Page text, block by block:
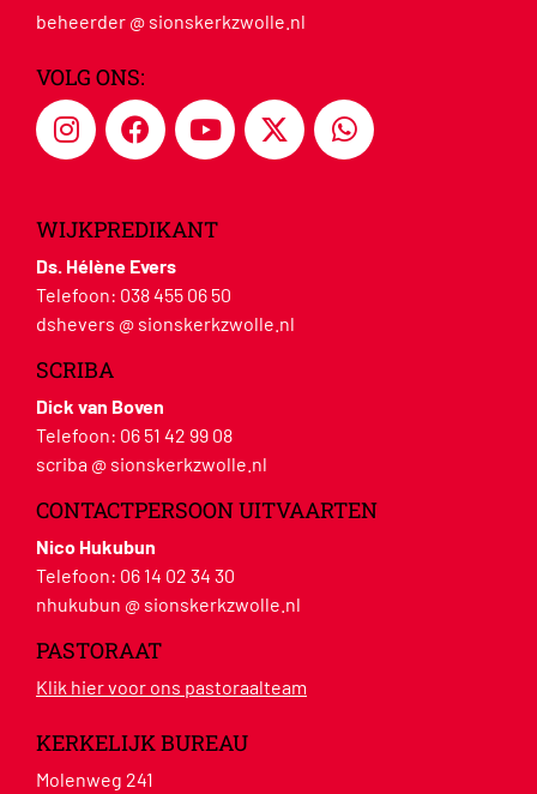
beheerder @ sionskerkzwolle.nl
VOLG ONS:
WIJKPREDIKANT
Ds. Hélène Evers
Telefoon: 038 455 06 50
dshevers @ sionskerkzwolle.nl
SCRIBA
Dick van Boven
Telefoon: 06 51 42 99 08
scriba @ sionskerkzwolle.nl
CONTACTPERSOON UITVAARTEN
Nico Hukubun
Telefoon: 06 14 02 34 30
nhukubun @ sionskerkzwolle.nl
PASTORAAT
Klik hier voor ons pastoraalteam
KERKELIJK BUREAU
Molenweg 241